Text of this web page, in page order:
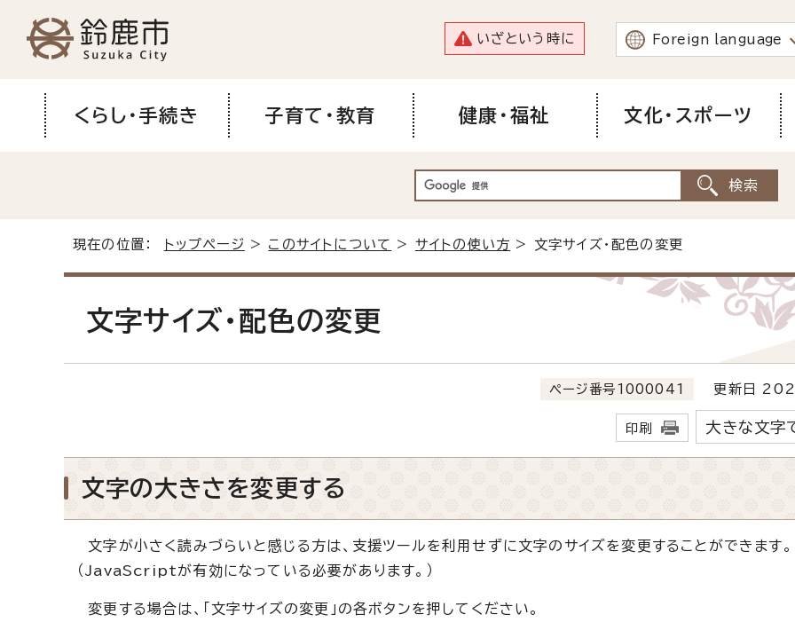
いざという時に Foreign language
くらし・手続き 子育て・教育 健康・福祉 文化・スポーツ
現在の位置： トップページ > このサイトについて > サイトの使い方 > 文字サイズ・配色の変更
文字サイズ・配色の変更
ページ番号1000041 更新日
印刷 大きな文字
文字の大きさを変更する
文字が小さく読みづらいと感じる方は、支援ツールを利用せずに文字のサイズを変更することができます。
（JavaScriptが有効になっている必要があります。）
変更する場合は、「文字サイズの変更」の各ボタンを押してください。